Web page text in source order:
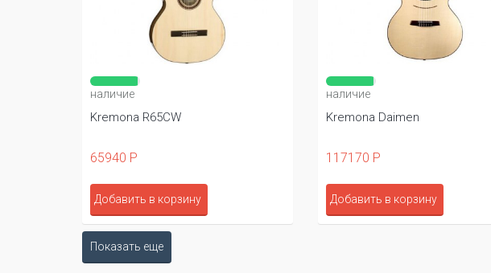
наличие
Kremona R65CW
65940 Р
Добавить в корзину
наличие
Kremona Daimen
117170 Р
Добавить в корзину
Показать еще